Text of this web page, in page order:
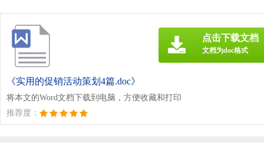
《实用的促销活动策划4篇.doc》
将本文的Word文档下载到电脑，方便收藏和打印
推荐度：
点击下载文档
文档为doc格式